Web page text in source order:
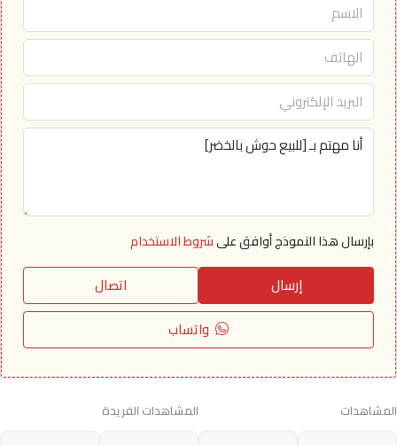
بإرسال هذا النموذج أوافق علىشروط الاستخدام
إرسال
اتصال
واتساب
المشاهدات المشاهدات الفريدة